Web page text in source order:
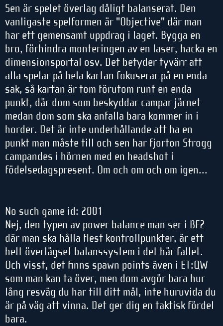
Sen är spelet överlag dåligt balanserat. Den
vanligaste spelformen är "Objective" där man
har ett gemensamt uppdrag i laget. Bygga en
bro, förhindra monteringen av en laser, hacka en
dimensionsportal osv. Det betyder tyvärr att
alla spelar på hela kartan fokuserar på en enda
sak, så kartan är tom förutom runt en enda
punkt, där dom som beskyddar campar järnet
medan dom som ska anfalla bara kommer in i
horder. Det är inte underhållande att ha en
punkt man måste till och sen har fjorton Strogg
campandes i hörnen med en headshot i
födelsedagspresent. Om och om och om igen...
No such game id: 2001
Nej, den typen av power balance man ser i BF2
där man ska hålla flest kontrollpunkter, är ett
helt överlägset balanssystem i det här fallet.
Och visst, det finns spawn points även i ET:QW
som man kan ta över, men dom avgör bara hur
lång resväg du har till ditt mål, inte huruvida du
är på väg att vinna. Det ger dig en taktisk fördel
bara.